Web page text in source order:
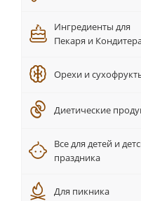
Ингредиенты для
Пекаря и
Орехи и
Диетические
Все для детей и
праздника
Для пикника